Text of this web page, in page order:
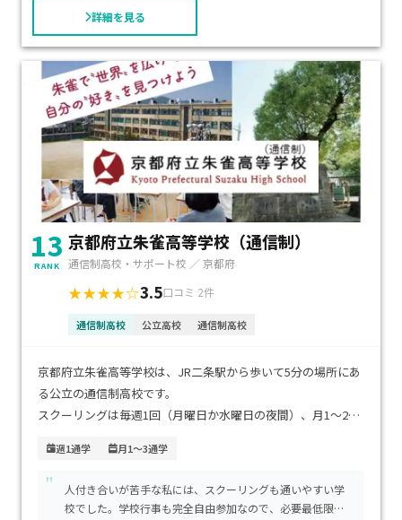
されています。
文化祭である彩雲祭では、生活体験発表・パフォーマンス・
作品展示などが行われています。
その他にも、天文館見学などの理科校外学習、体育祭なども
あり、一緒に学ぶ仲間と交流ができます。
詳細を見る
13
RANK
京都府立朱雀高等学校（通信制）
通信制高校・サポート校 ／ 京都府
★★★★☆3.5口コミ 2件
通信制高校 公立高校 通信制高校
京都府立朱雀高等学校は、JR二条駅から歩いて5分の場所にあ
る公立の通信制高校です。
スクーリングは毎週1回（月曜日か水曜日の夜間）、月1～2回
その他にレポート、テストに合格することで、単位を修得でき
ます。
週1通学 月1～3通学
"
人付き合いが苦手な私には、スクーリングも通いやすい学
校でした。学校行事も完全自由参加なので、必要最低限の